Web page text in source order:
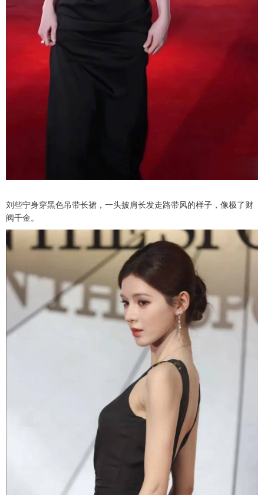
刘些宁身穿黑色吊带长裙，一头披肩长发走路带风的样子，像极了财
阀千金。